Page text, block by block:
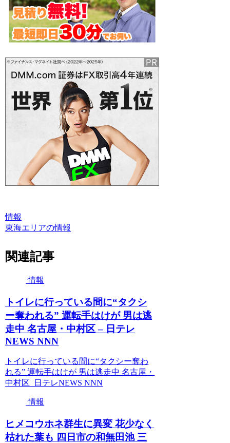
情報
東海エリアの情報
関連記事
情報
トイレに行っている間に“タクシ
ー奪われる” 運転手はけが 男は逃
走中 名古屋・中村区 – 日テレ
NEWS NNN
トイレに行っている間に“タクシー奪わ
れる” 運転手はけが 男は逃走中 名古屋・
中村区 日テレNEWS NNN
情報
ヒメコウホネ群生に異変 花少なく
枯れた葉も 四日市の和無田池 三